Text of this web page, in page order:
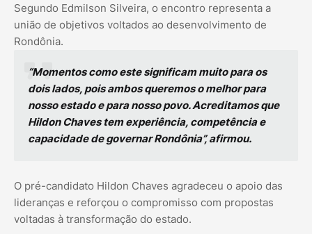
Segundo Edmilson Silveira, o encontro representa a
união de objetivos voltados ao desenvolvimento de
Rondônia.
“Momentos como este significam muito para os
dois lados, pois ambos queremos o melhor para
nosso estado e para nosso povo. Acreditamos que
Hildon Chaves tem experiência, competência e
capacidade de governar Rondônia”, afirmou.
O pré-candidato Hildon Chaves agradeceu o apoio das
lideranças e reforçou o compromisso com propostas
voltadas à transformação do estado.